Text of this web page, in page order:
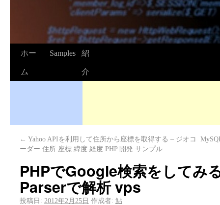
ホー
ム
Samples 紹
介
← Yahoo APIを利用して住所から座標を取得する – ジオコ
ーダー 住所 座標 緯度 経度 PHP 開発 サンプル
PHPでGoogle検索をしてみ
Parserで解析 vps
投稿日: 2012年2月25日 作成者: 鮎